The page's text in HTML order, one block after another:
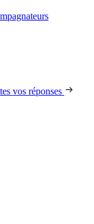
vos réponses